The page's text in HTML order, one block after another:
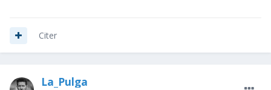
Citer
La_Pulga